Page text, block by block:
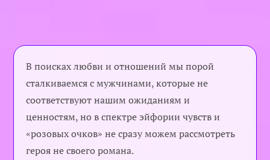
В поисках любви и отношений мы порой
сталкиваемся с мужчинами, которые не
соответствуют нашим ожиданиям и
ценностям, но в спектре эйфории чувств и
«розовых очков» не сразу можем рассмотреть
героя не своего романа.